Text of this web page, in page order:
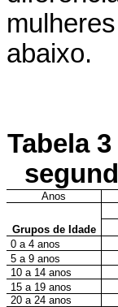
abaixo.
Tabela
Anos
Grupos de Idade
0 a 4 anos
5 a 9 anos
10 a 14 anos
15 a 19 anos
20 a 24 anos